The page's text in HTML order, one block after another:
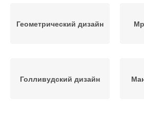
Геометрический дизайн
Голливудский дизайн